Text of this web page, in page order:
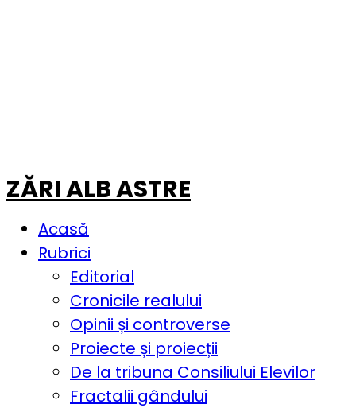
ZĂRI ALB ASTRE
Acasă
Rubrici
Editorial
Cronicile realului
Opinii și controverse
Proiecte și proiecții
De la tribuna Consiliului Elevilor
Fractalii gândului